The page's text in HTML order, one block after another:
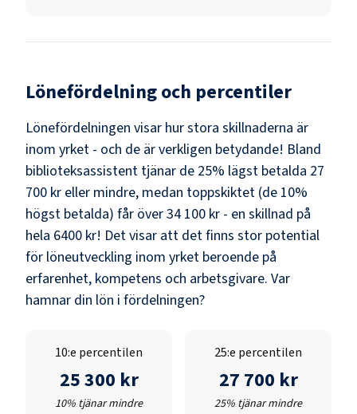
Lönefördelning och percentiler
Lönefördelningen visar hur stora skillnaderna är
inom yrket - och de är verkligen betydande! Bland
biblioteksassistent tjänar de 25% lägst betalda 27
700 kr eller mindre, medan toppskiktet (de 10%
högst betalda) får över34 100 kr - en skillnad på
hela 6400 kr! Det visar att det finns stor potential
för löneutveckling inom yrket beroende på
erfarenhet, kompetens och arbetsgivare. Var
hamnar din lön i fördelningen?
10:e percentilen
25 300 kr
10% tjänar mindre
25:e percentilen
27 700 kr
25% tjänar mindre